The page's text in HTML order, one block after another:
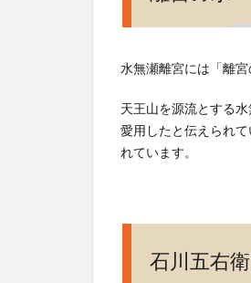
水無瀬離宮には「離
天王山を源流とする
愛用したと伝えられ
れています。
石川五右